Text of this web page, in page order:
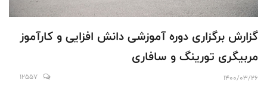
گزارش برگزاری دوره آموزشی دانش افزایی و کارآموز
مربیگری تورینگ و سافاری
1400/03/26
12557